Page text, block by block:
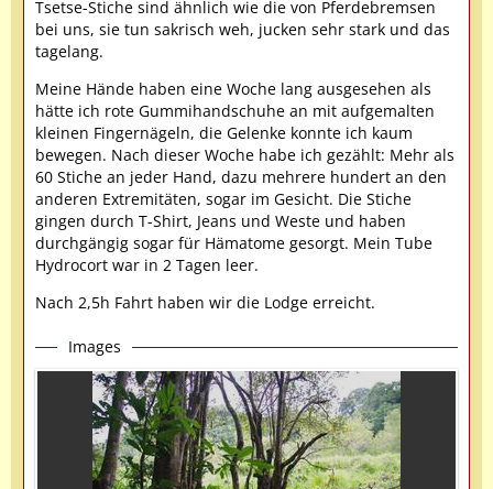
Tsetse-Stiche sind ähnlich wie die von Pferdebremsen
bei uns, sie tun sakrisch weh, jucken sehr stark und das
tagelang.
Meine Hände haben eine Woche lang ausgesehen als
hätte ich rote Gummihandschuhe an mit aufgemalten
kleinen Fingernägeln, die Gelenke konnte ich kaum
bewegen. Nach dieser Woche habe ich gezählt: Mehr als
60 Stiche an jeder Hand, dazu mehrere hundert an den
anderen Extremitäten, sogar im Gesicht. Die Stiche
gingen durch T-Shirt, Jeans und Weste und haben
durchgängig sogar für Hämatome gesorgt. Mein Tube
Hydrocort war in 2 Tagen leer.
Nach 2,5h Fahrt haben wir die Lodge erreicht.
Images